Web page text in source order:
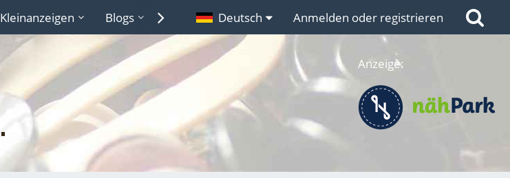
Kleinanzeigen Blogs Lexikon Links
Deutsch Anmelden oder registrieren
Anzeige: